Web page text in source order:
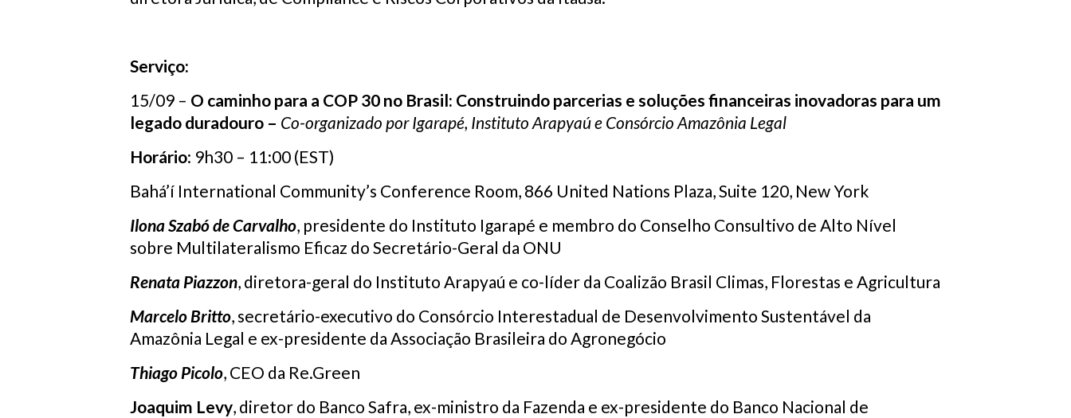
Serviço:
15/09 – O caminho para a COP 30 no Brasil: Construindo parcerias e soluções financeiras inovadoras para um
legado duradouro – Co-organizado por Igarapé, Instituto Arapyaú e Consórcio Amazônia Legal
Horário: 9h30 – 11:00 (EST)
Bahá’í International Community’s Conference Room, 866 United Nations Plaza, Suite 120, New York
Ilona Szabó de Carvalho, presidente do Instituto Igarapé e membro do Conselho Consultivo de Alto Nível
sobre Multilateralismo Eficaz do Secretário-Geral da ONU
Renata Piazzon, diretora-geral do Instituto Arapyaú e co-líder da Coalizão Brasil Climas, Florestas e Agricultura
Marcelo Britto, secretário-executivo do Consórcio Interestadual de Desenvolvimento Sustentável da
Amazônia Legal e ex-presidente da Associação Brasileira do Agronegócio
Thiago Picolo, CEO da Re.Green
Joaquim Levy, diretor do Banco Safra, ex-ministro da Fazenda e ex-presidente do Banco Nacional de